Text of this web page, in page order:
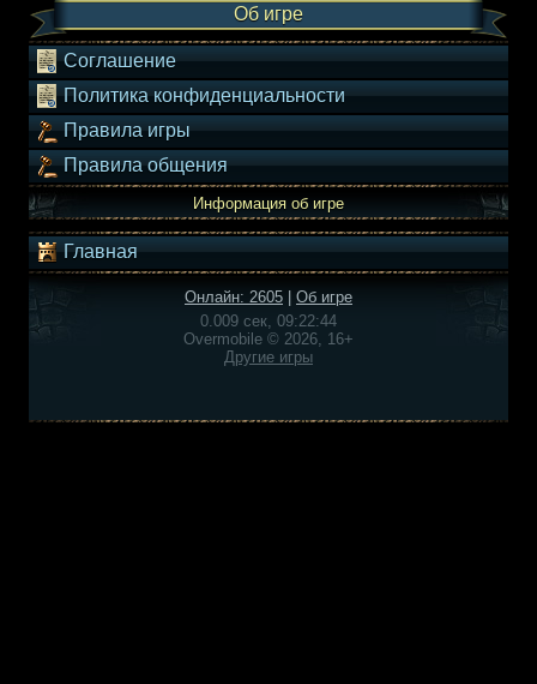
Об игре
Соглашение
Политика конфиденциальности
Правила игры
Правила общения
Информация об игре
Главная
Онлайн: 2605
Об игре
0.009 сек, 09:22:44
Overmobile © 2026, 16+
Другие игры